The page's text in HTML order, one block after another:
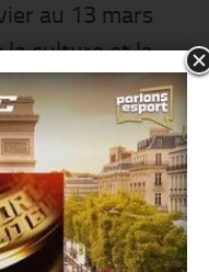
au 13 mars
la culture et la
· MIS À JOUR 9 JANVIER 2015